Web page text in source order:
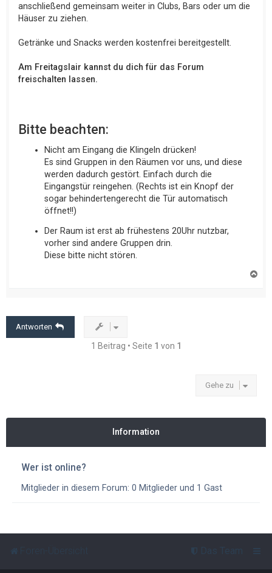
anschließend gemeinsam weiter in Clubs, Bars oder um die
Häuser zu ziehen.
Getränke und Snacks werden kostenfrei bereitgestellt.
Am Freitagslair kannst du dich für das Forum
freischalten lassen.
Bitte beachten:
Nicht am Eingang die Klingeln drücken!
Es sind Gruppen in den Räumen vor uns, und diese
werden dadurch gestört. Einfach durch die
Eingangstür reingehen. (Rechts ist ein Knopf der
sogar behindertengerecht die Tür automatisch
öffnet!!)
Der Raum ist erst ab frühestens 20Uhr nutzbar,
vorher sind andere Gruppen drin.
Diese bitte nicht stören.
Antworten
1 Beitrag • Seite 1 von 1
Gehe zu
Information
Wer ist online?
Mitglieder in diesem Forum: 0 Mitglieder und 1 Gast
Das Team